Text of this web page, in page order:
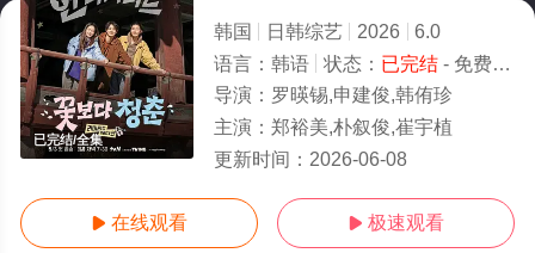
已完结/全集
韩国 日韩综艺 2026
6.0
语言： 韩语 状态： 已完结- 免费在线观看
导演： 罗暎锡,申建俊,韩侑珍
主演： 郑裕美,朴叙俊,崔宇植
更新时间： 2026-06-08
 在线观看  极速观看